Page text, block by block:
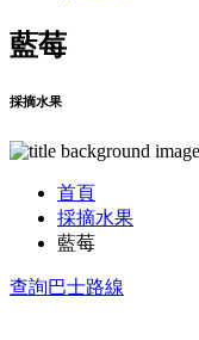
藍莓
採摘水果
首頁
採摘水果
藍莓
查詢巴士路線